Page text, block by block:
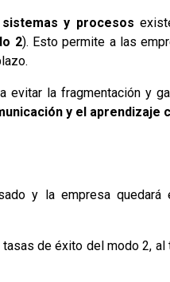
y procesos
2). Esto permite a las
evitar la fragmentación y
y el aprendizaje
y la empresa quedará
tasas de éxito del modo 2, al